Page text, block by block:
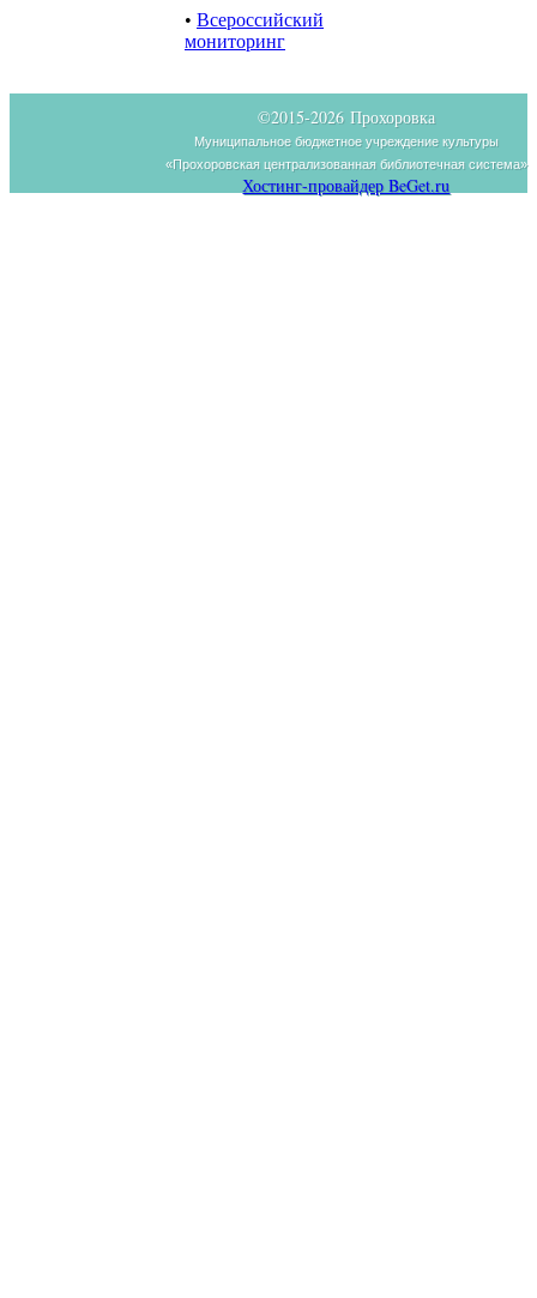
• Всероссийский
мониторинг
©2015-2026 Прохоровка
Муниципальное бюджетное учреждение культуры
«Прохоровская централизованная библиотечная система»
Хостинг-провайдер BeGet.ru